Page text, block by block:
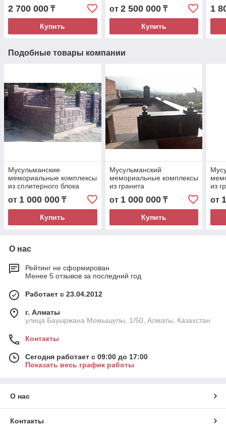
2 700 000 ₸
Купить
от 2 500 000₸
Купить
1
Подобные товары компании
Мусульманские
мемориальные комплексы
из сплитерного блока
от 1 000 000 ₸
Купить
Мусульманский
мемориальные комплексы
из гранита
от 1 000 000₸
Купить
из
от
О нас
Рейтинг не сформирован
Менее 5 отзывов за последний год
Работает с 23.04.2012
г. Алматы
улица Бауыржана Момышулы, 1/50, Алматы, Казахстан
Контакты
Сегодня работает с 09:00 до 17:00
Показать весь график работы
О нас
Контакты